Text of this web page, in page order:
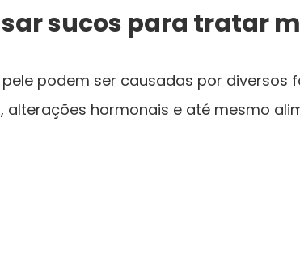
sucos para tratar
podem ser causadas por diversos
alterações hormonais e até mesmo